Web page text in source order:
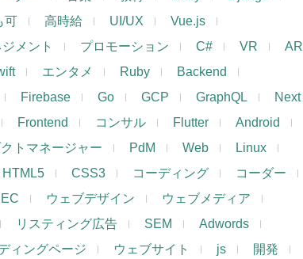
可 高時給 UI/UX
Vue.js
メント プロモーション C# VR
AR
エンタメ Ruby
Backend
Firebase Go GCP GraphQL
Next
Frontend コンサル Flutter
Android
トマネージャー PdM Web
Linux
HTML5 CSS3 コーディング
コーダー
EC ウェブデザイン
ウェブメディア
リスティング広告 SEM
Adwords
ィングページ ウェブサイト js
開発